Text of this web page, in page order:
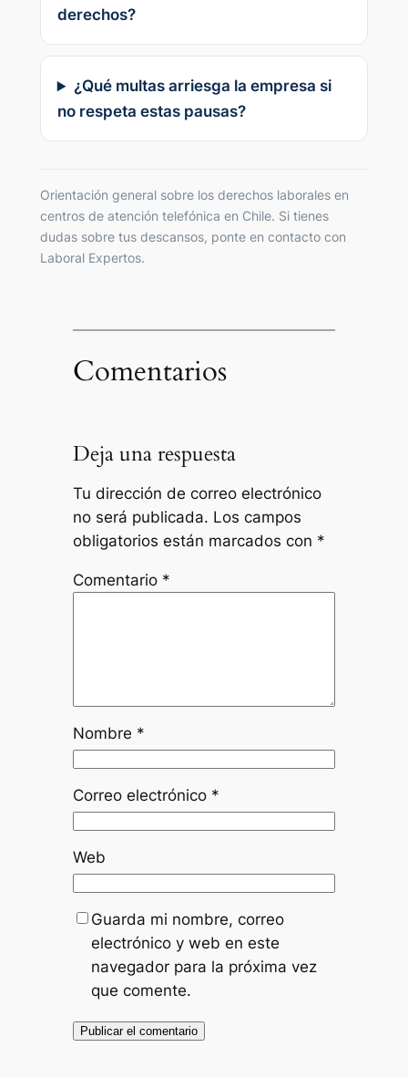
derechos?
¿Qué multas arriesga la empresa si
no respeta estas pausas?
Orientación general sobre los derechos laborales en
centros de atención telefónica en Chile. Si tienes
dudas sobre tus descansos, ponte en contacto con
Laboral Expertos.
Comentarios
Deja una respuesta
Tu dirección de correo electrónico
no será publicada. Los campos
obligatorios están marcados con *
Comentario *
Nombre *
Correo electrónico *
Web
Guarda mi nombre, correo
electrónico y web en este
navegador para la próxima vez
que comente.